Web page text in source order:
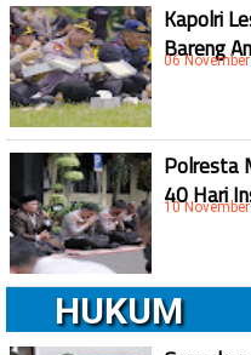
Kapolri
Bareng
06
Polresta
40 Hari
10
HUKUM